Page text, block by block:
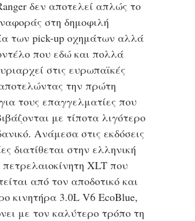
δεν αποτελεί απλώς το
στη δημοφιλή
των pick-up οχημάτων αλλά
που εδώ και πολλά
στις ευρωπαϊκές
την πρώτη
τους επαγγελματίες που
με τίποτα λιγότερο
Ανάμεσα στις εκδόσεις
διατίθεται στην ελληνική
XLT που
από τον αποδοτικό και
κινητήρα 3.0L V6 EcoBlue,
με τον καλύτερο τρόπο τη